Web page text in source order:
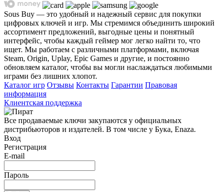
Sous Buy — это удобный и надежный сервис для покупки
цифровых ключей и игр. Мы стремимся объединить широкий
ассортимент предложений, выгодные цены и понятный
интерфейс, чтобы каждый геймер мог легко найти то, что
ищет. Мы работаем с различными платформами, включая
Steam, Origin, Uplay, Epic Games и другие, и постоянно
обновляем каталог, чтобы вы могли наслаждаться любимыми
играми без лишних хлопот.
Каталог игр Отзывы Контакты Гарантии Правовая
информация
Клиентская поддержка
Все продаваемые ключи закупаются у официальных
дистрибьюторов и издателей. В том числе у Бука, Enaza.
Вход
Регистрация
E-mail
Пароль